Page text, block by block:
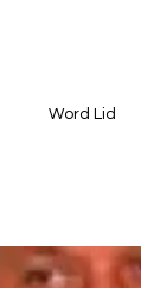
Word Lid